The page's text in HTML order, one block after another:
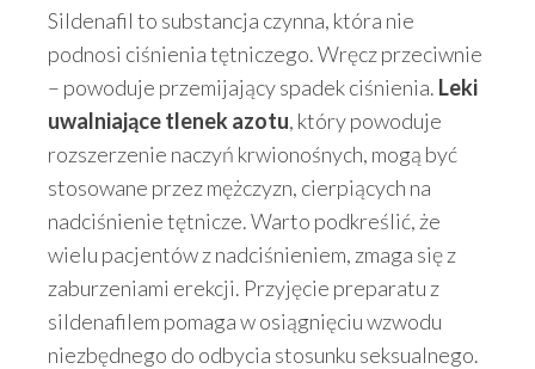
Sildenafil to substancja czynna, która nie
podnosi ciśnienia tętniczego. Wręcz przeciwnie
– powoduje przemijający spadek ciśnienia. Leki
uwalniające tlenek azotu, który powoduje
rozszerzenie naczyń krwionośnych, mogą być
stosowane przez mężczyzn, cierpiących na
nadciśnienie tętnicze. Warto podkreślić, że
wielu pacjentów z nadciśnieniem, zmaga się z
zaburzeniami erekcji. Przyjęcie preparatu z
sildenafilem pomaga w osiągnięciu wzwodu
niezbędnego do odbycia stosunku seksualnego.